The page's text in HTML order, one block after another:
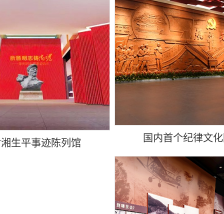
生平事迹陈列馆 国内首个纪律文